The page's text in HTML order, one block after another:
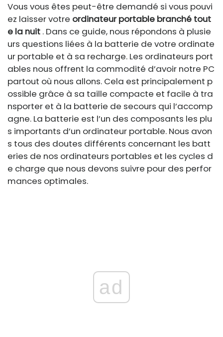
Vous vous êtes peut-être demandé si vous pouvi
ez laisser votre ordinateur portable branché tout
e la nuit . Dans ce guide, nous répondons à plusie
urs questions liées à la batterie de votre ordinate
ur portable et à sa recharge. Les ordinateurs port
ables nous offrent la commodité d’avoir notre PC
partout où nous allons. Cela est principalement p
ossible grâce à sa taille compacte et facile à tra
nsporter et à la batterie de secours qui l’accomp
agne. La batterie est l’un des composants les plu
s importants d’un ordinateur portable. Nous avon
s tous des doutes différents concernant les batt
eries de nos ordinateurs portables et les cycles d
e charge que nous devons suivre pour des perfor
mances optimales.
ad